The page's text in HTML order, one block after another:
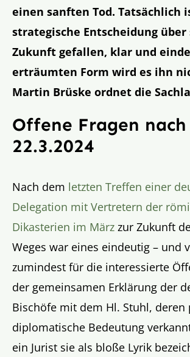
einen sanften Tod. Tatsächlich
strategische Entscheidung über
Zukunft gefallen, klar und
erträumten Form wird es ihn
Martin Brüske ordnet die
Offene Fragen
22.3.2024
Nach dem letzten Treffen einer
Delegation mit Vertretern der
Dikasterien im März zur Zukunft
Weges war eines eindeutig – und
zumindest für die interessierte
der gemeinsamen Erklärung der
Bischöfe mit dem Hl. Stuhl, deren
diplomatische Bedeutung
ein Jurist sie als bloße Lyrik